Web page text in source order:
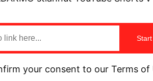
Start
your consent to our Terms of